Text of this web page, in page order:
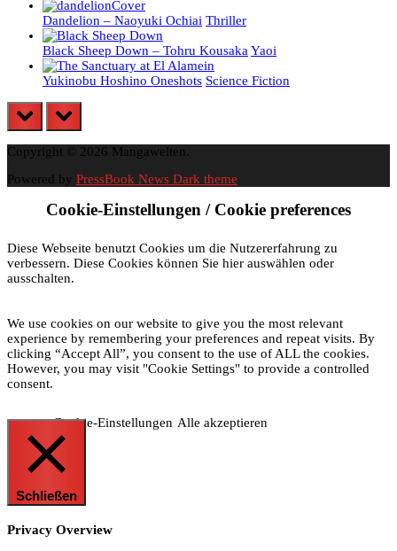
Dandelion – Naoyuki Ochiai Thriller
Black Sheep Down – Tohru KousakaYaoi
Yukinobu Hoshino Oneshots Science Fiction
prev next
Copyright © 2026 Mangawelten.
Powered by PressBook News Dark theme
Cookie-Einstellungen / Cookie preferences
Diese Webseite benutzt Cookies um die Nutzererfahrung zu
verbessern. Diese Cookies können Sie hier auswählen oder
ausschalten.
We use cookies on our website to give you the most relevant
experience by remembering your preferences and repeat visits. By
clicking “Accept All”, you consent to the use of ALL the cookies.
However, you may visit "Cookie Settings" to provide a controlled
consent.
Cookie-Einstellungen Alle akzeptieren
Schließen
Privacy Overview